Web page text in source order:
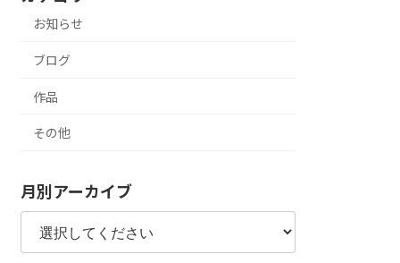
お知らせ
ブログ
作品
その他
月別アーカイブ